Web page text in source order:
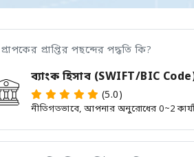
প্রাপকের প্রাপ্তির পছন্দের পদ্ধতি কি?
ব্যাংক হিসাব (SWIFT/BIC
(5.0)
নীতিগতভাবে, আপনার অনুরোধের 0~2